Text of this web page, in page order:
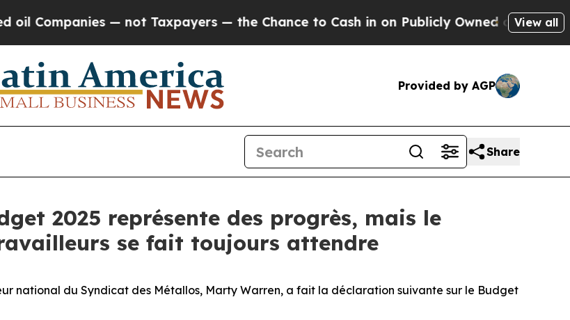
— not Taxpayers — the Chance to Cash in on Publicly Owned oilFive View all
Provided by AGP
Share
2025 représente des progrès, mais le
se fait toujours attendre
national du Syndicat des Métallos, Marty Warren, a fait la déclaration suivante sur le Budget